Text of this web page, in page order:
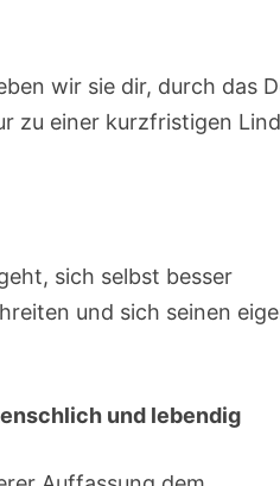
wir sie dir, durch das
zu einer kurzfristigen
sich selbst besser
und sich seinen
und lebendig